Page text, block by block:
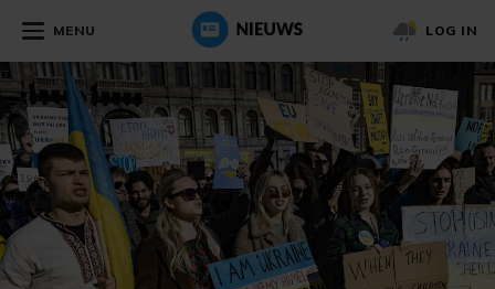
MENU LOG IN